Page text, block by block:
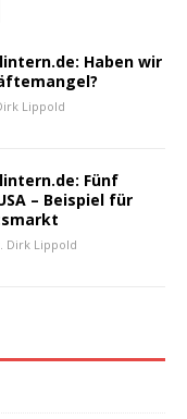
Haben wir
Lippold
Fünf
– Beispiel für
Dirk Lippold